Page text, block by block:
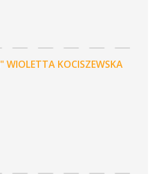
KOCISZEWSKA